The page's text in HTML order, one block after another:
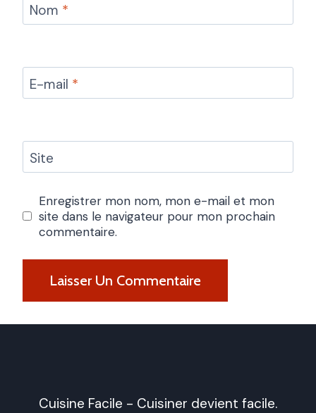
Nom *
E-mail *
Site
Enregistrer mon nom, mon e-mail et mon
site dans le navigateur pour mon prochain
commentaire.
Cuisine Facile - Cuisiner devient facile.